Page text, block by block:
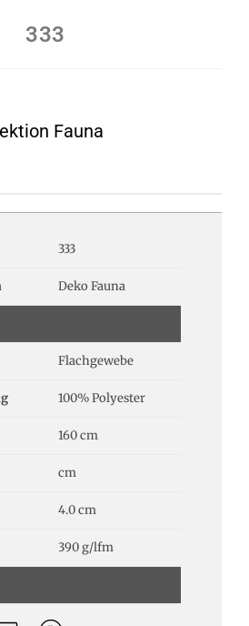
333
Fauna
333
Deko Fauna
Flachgewebe
100% Polyester
160 cm
cm
4.0 cm
390 g/lfm